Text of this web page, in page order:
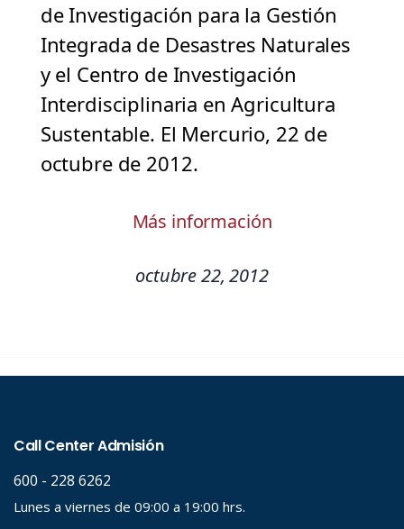
de Investigación para la Gestión
Integrada de Desastres Naturales
y el Centro de Investigación
Interdisciplinaria en Agricultura
Sustentable. El Mercurio, 22 de
octubre de 2012.
Más información
octubre 22, 2012